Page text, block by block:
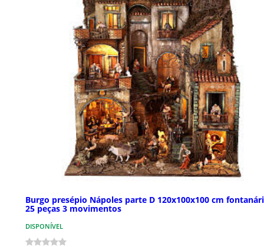
Burgo presépio Nápoles parte D 120x100x100 cm
25 peças 3 movimentos
DISPONÍVEL